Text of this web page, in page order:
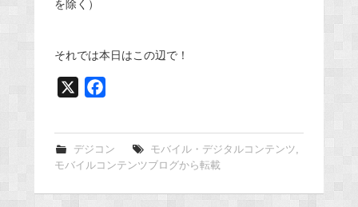
を除く）
それでは本日はこの辺で！
e
b
o
デジコン モバイル・デジタルコンテンツ,
モバイルコンテンツブログから転載